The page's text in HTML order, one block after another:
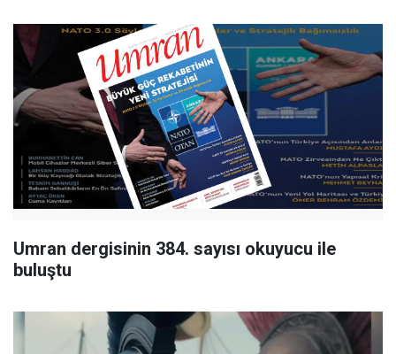
Umran dergisinin 384. sayısı okuyucu ile
buluştu